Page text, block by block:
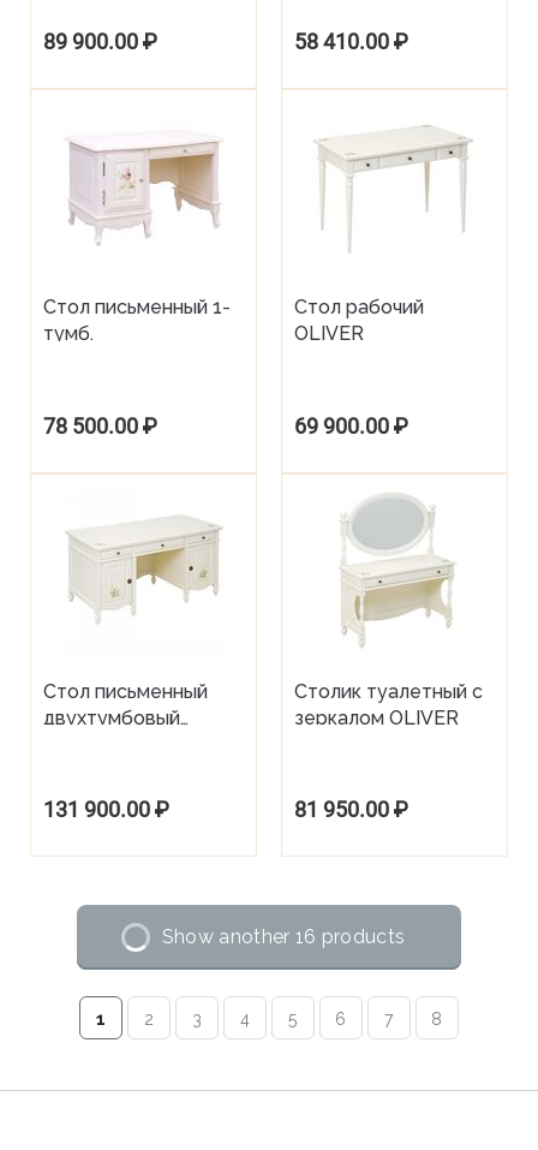
89 900.00₽ 58 410.00₽
Стол письменный 1-
тумб.
78 500.00₽
Стол рабочий
OLIVER
69 900.00₽
Стол письменный
двухтумбовый
131 900.00₽
Столик туалетный с
зеркалом OLIVER
81 950.00₽
Show another 16 products
1 2 3 4 5 6 7 8